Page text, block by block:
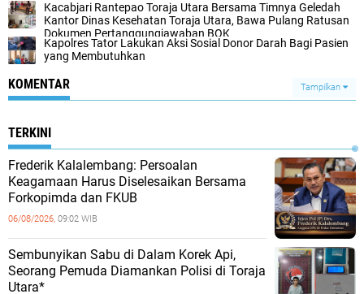
Kacabjari Rantepao Toraja Utara Bersama Timnya Geledah
Kantor Dinas Kesehatan Toraja Utara, Bawa Pulang Ratusan
Dokumen Pertanggungjawaban BOK
Kapolres Tator Lakukan Aksi Sosial Donor Darah Bagi Pasien
yang Membutuhkan
KOMENTAR Tampilkan
TERKINI
Frederik Kalalembang: Persoalan
Keagamaan Harus Diselesaikan Bersama
Forkopimda dan FKUB
06/08/2026, 09:02 WIB
Sembunyikan Sabu di Dalam Korek Api,
Seorang Pemuda Diamankan Polisi di Toraja
Utara*